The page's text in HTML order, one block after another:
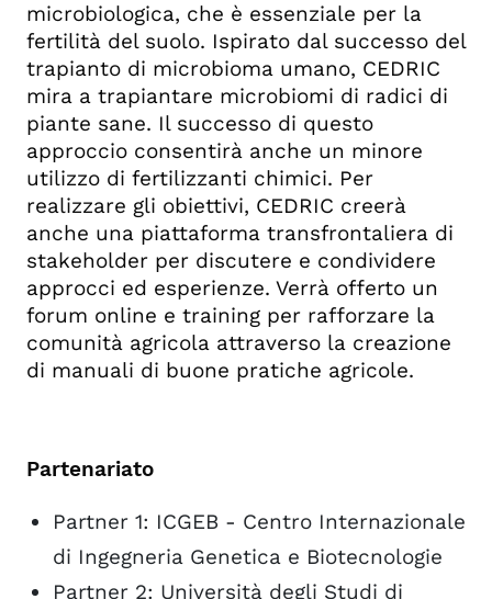
microbiologica, che è essenziale per la
fertilità del suolo. Ispirato dal successo del
trapianto di microbioma umano, CEDRIC
mira a trapiantare microbiomi di radici di
piante sane. Il successo di questo
approccio consentirà anche un minore
utilizzo di fertilizzanti chimici. Per
realizzare gli obiettivi, CEDRIC creerà
anche una piattaforma transfrontaliera di
stakeholder per discutere e condividere
approcci ed esperienze. Verrà offerto un
forum online e training per rafforzare la
comunità agricola attraverso la creazione
di manuali di buone pratiche agricole.
Partenariato
Partner 1: ICGEB - Centro Internazionale
di Ingegneria Genetica e Biotecnologie
Partner 2: Università degli Studi di